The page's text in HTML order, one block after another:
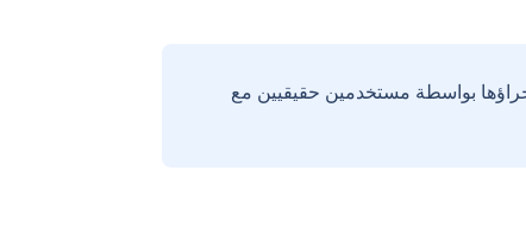
بواسطة مستخدمين حقيقيين مع